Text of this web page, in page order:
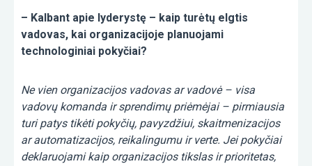
– Kalbant apie lyderystę – kaip turėtų elgtis
vadovas, kai organizacijoje planuojami
technologiniai pokyčiai?
Ne vien organizacijos vadovas ar vadovė – visa
vadovų komanda ir sprendimų priėmėjai – pirmiausia
turi patys tikėti pokyčių, pavyzdžiui, skaitmenizacijos
ar automatizacijos, reikalingumu ir verte. Jei pokyčiai
deklaruojami kaip organizacijos tikslas ir prioritetas,